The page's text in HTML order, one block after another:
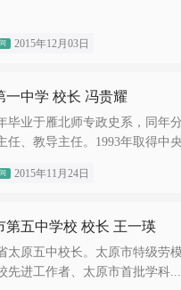
2015年12月03日
一中学 校长 冯贵耀
毕业于雁北师专政史系，同年
任、教导主任。1993年取得中
2015年11月24日
第五中学校 校长 王一瑛
太原五中校长。太原市特级劳
先进工作者、太原市首批学科...